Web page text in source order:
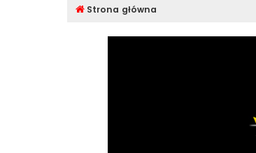
Strona główna